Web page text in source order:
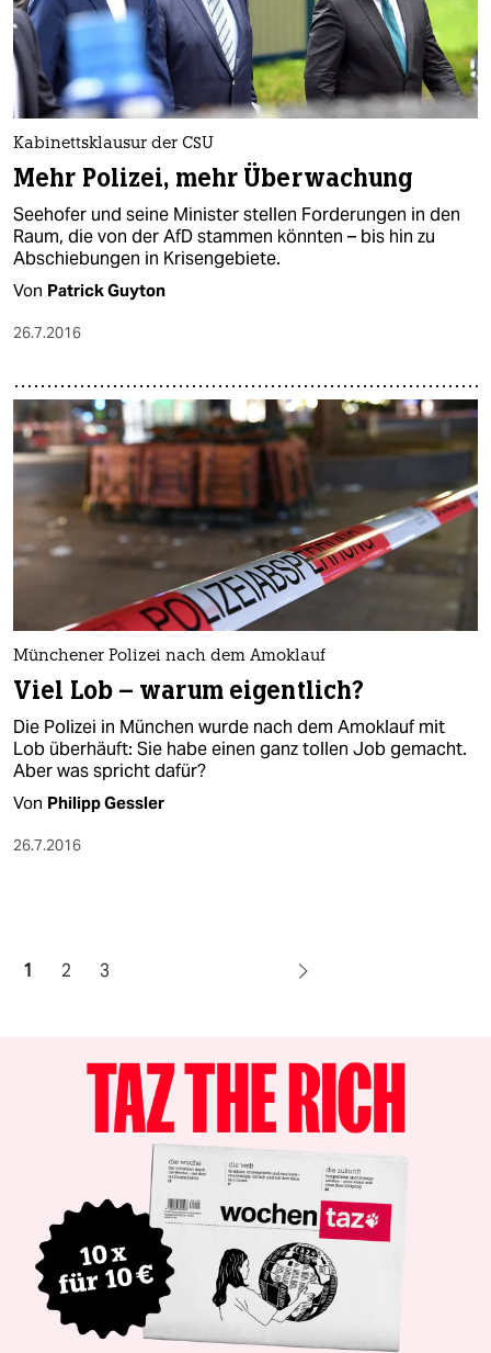
Kabinettsklausur der CSU
Mehr Polizei, mehr Überwachung
Seehofer und seine Minister stellen Forderungen in den
Raum, die von der AfD stammen könnten – bis hin zu
Abschiebungen in Krisengebiete.
Von Patrick Guyton
26.7.2016
Münchener Polizei nach dem Amoklauf
Viel Lob – warum eigentlich?
Die Polizei in München wurde nach dem Amoklauf mit
Lob überhäuft: Sie habe einen ganz tollen Job gemacht.
Aber was spricht dafür?
Von Philipp Gessler
26.7.2016
1 2 3